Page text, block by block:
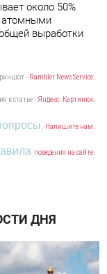
около 50%
атомными
выработки
- Rambler News Service.
к статье - Яндекс. Картинки.
Напишите нам.
поведения на сайте.
ДНЯ